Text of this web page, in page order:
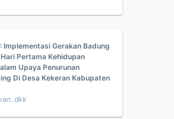
Implementasi Gerakan Badung
Pertama Kehidupan
Upaya Penurunan
Di Desa Kekeran Kabupaten
dkk